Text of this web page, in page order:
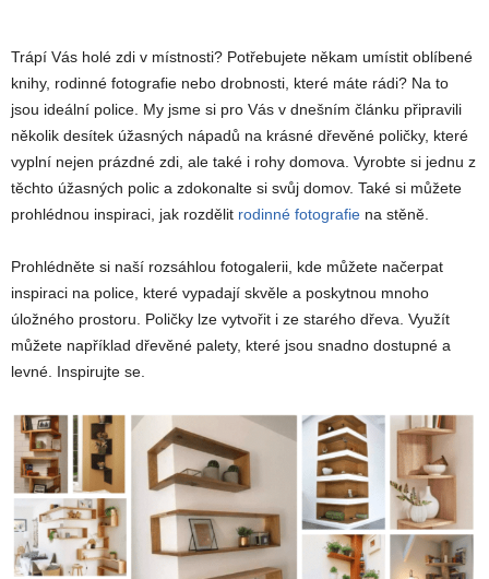
Trápí Vás holé zdi v místnosti? Potřebujete někam umístit oblíbené
knihy, rodinné fotografie nebo drobnosti, které máte rádi? Na to
jsou ideální police. My jsme si pro Vás v dnešním článku připravili
několik desítek úžasných nápadů na krásné dřevěné poličky, které
vyplní nejen prázdné zdi, ale také i rohy domova. Vyrobte si jednu z
těchto úžasných polic a zdokonalte si svůj domov. Také si můžete
prohlédnou inspiraci, jak rozdělit rodinné fotografie na stěně.
Prohlédněte si naší rozsáhlou fotogalerii, kde můžete načerpat
inspiraci na police, které vypadají skvěle a poskytnou mnoho
úložného prostoru. Poličky lze vytvořit i ze starého dřeva. Využít
můžete například dřevěné palety, které jsou snadno dostupné a
levné. Inspirujte se.